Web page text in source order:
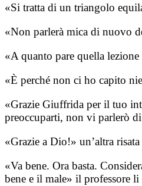
«Si tratta di un triangolo
«Non parlerà mica di nuovo
«A quanto pare quella
«È perché non ci ho capito
«Grazie Giuffrida per il tuo
preoccuparti, non vi parlerò
«Grazie a Dio!» un’altra
«Va bene. Ora basta.
bene e il male» il professore